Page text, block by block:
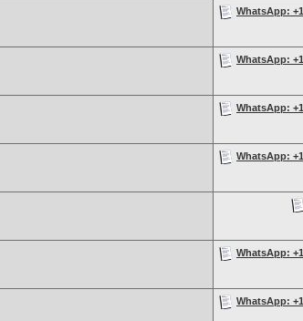
WhatsApp:
WhatsApp:
WhatsApp:
WhatsApp:
WhatsApp:
WhatsApp: